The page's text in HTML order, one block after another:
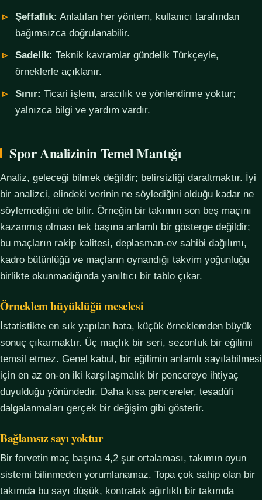
Şeffaflık: Anlatılan her yöntem, kullanıcı tarafından
bağımsızca doğrulanabilir.
Sadelik: Teknik kavramlar gündelik Türkçeyle,
örneklerle açıklanır.
Sınır: Ticari işlem, aracılık ve yönlendirme yoktur;
yalnızca bilgi ve yardım vardır.
Spor Analizinin Temel Mantığı
Analiz, geleceği bilmek değildir; belirsizliği daraltmaktır. İyi
bir analizci, elindeki verinin ne söylediğini olduğu kadar ne
söylemediğini de bilir. Örneğin bir takımın son beş maçını
kazanmış olması tek başına anlamlı bir gösterge değildir;
bu maçların rakip kalitesi, deplasman-ev sahibi dağılımı,
kadro bütünlüğü ve maçların oynandığı takvim yoğunluğu
birlikte okunmadığında yanıltıcı bir tablo çıkar.
Örneklem büyüklüğü meselesi
İstatistikte en sık yapılan hata, küçük örneklemden büyük
sonuç çıkarmaktır. Üç maçlık bir seri, sezonluk bir eğilimi
temsil etmez. Genel kabul, bir eğilimin anlamlı sayılabilmesi
için en az on-on iki karşılaşmalık bir pencereye ihtiyaç
duyulduğu yönündedir. Daha kısa pencereler, tesadüfi
dalgalanmaları gerçek bir değişim gibi gösterir.
Bağlamsız sayı yoktur
Bir forvetin maç başına 4,2 şut ortalaması, takımın oyun
sistemi bilinmeden yorumlanamaz. Topa çok sahip olan bir
takımda bu sayı düşük, kontratak ağırlıklı bir takımda